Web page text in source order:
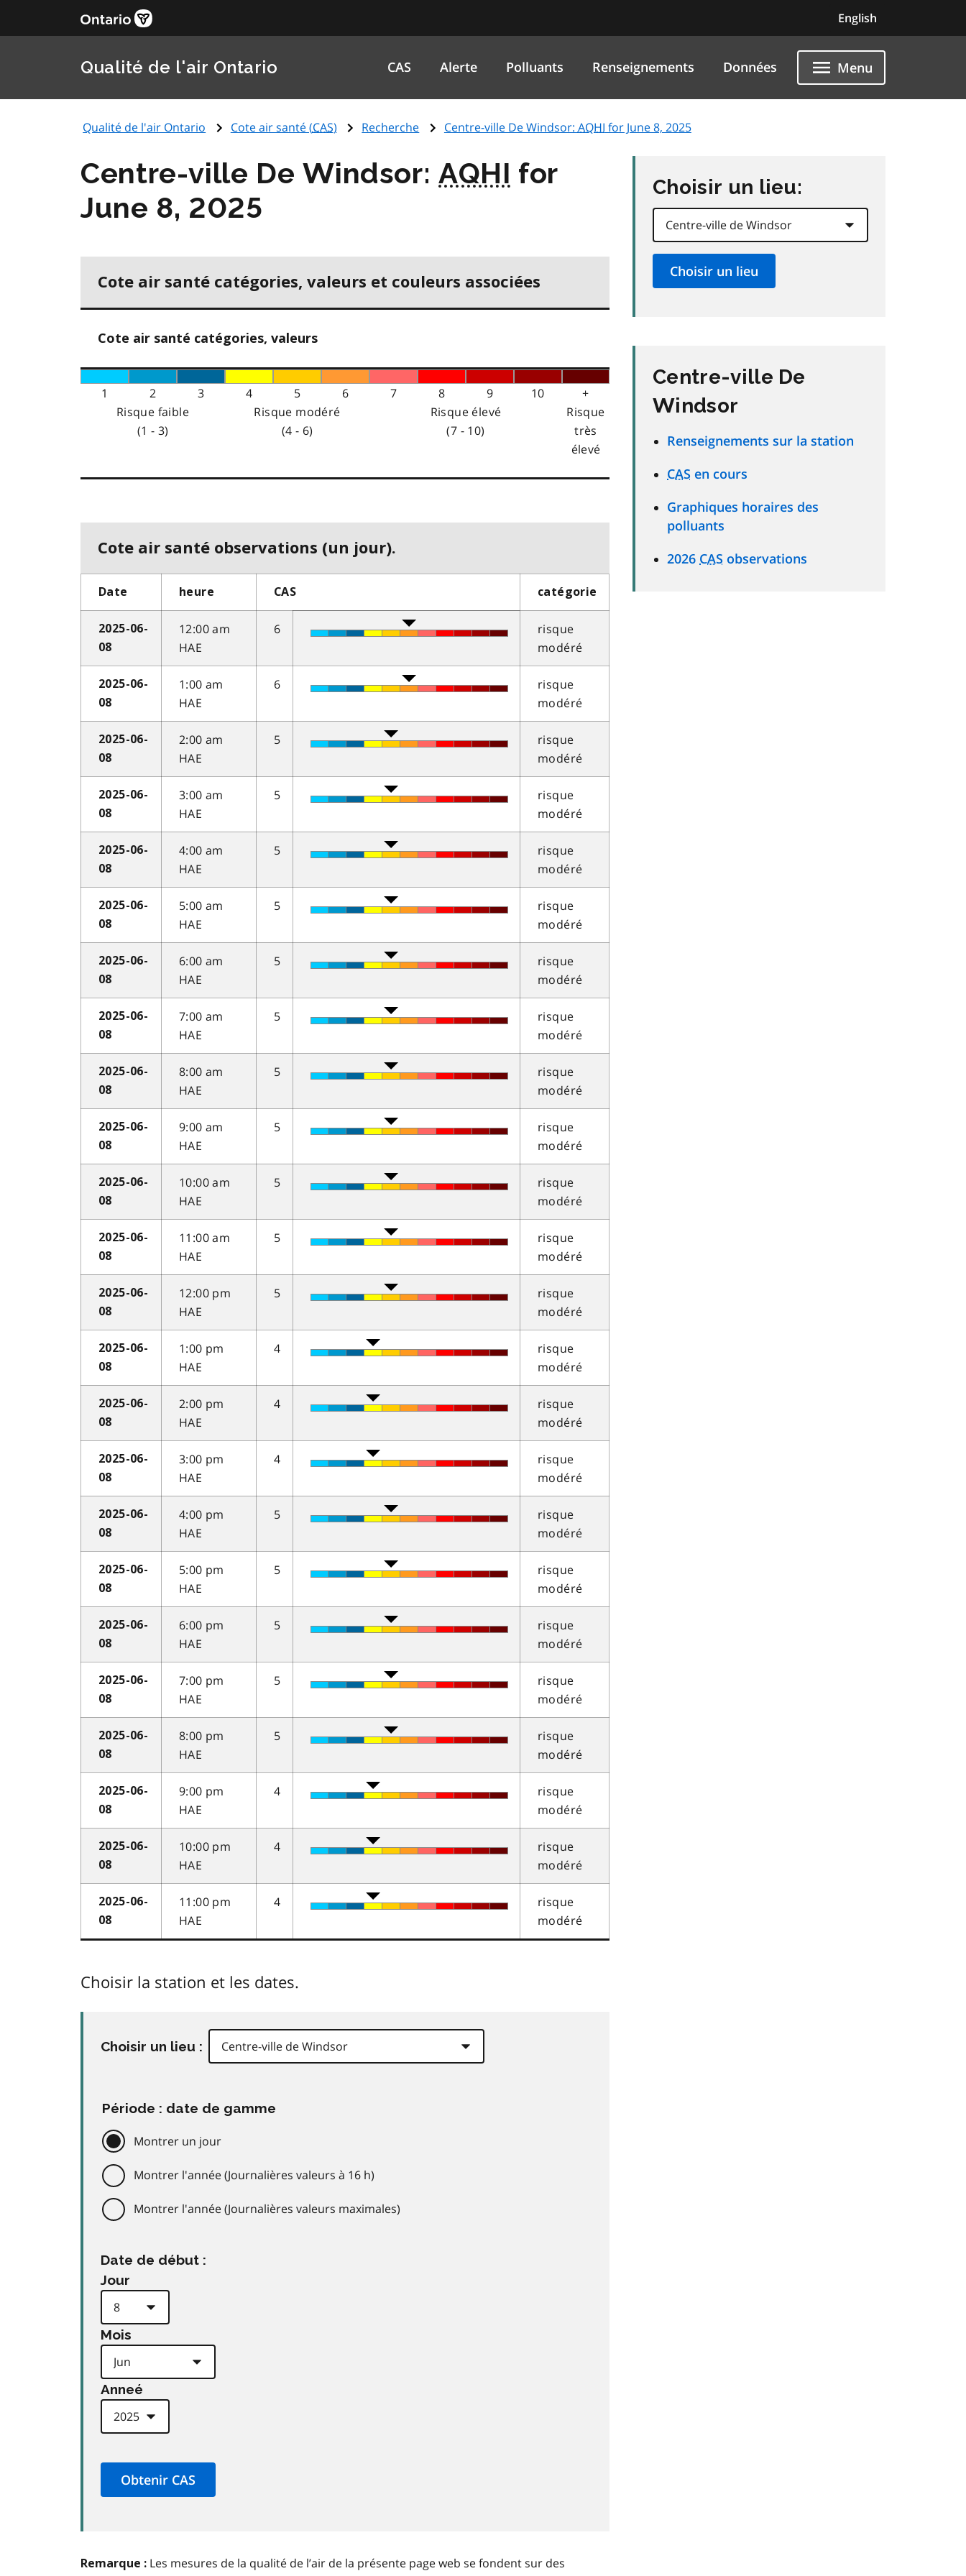
English
Qualité de l'air Ontario CAS Alerte Polluants Renseignements Données Menu
Qualité de l'air Ontario Cote air santé (CAS) Recherche Centre-ville De Windsor: AQHI for June 8, 2025
Centre-ville De Windsor:AQHI for
June 8, 2025
Cote air santé catégories, valeurs et couleurs associées
Cote air santé catégories, valeurs
1 2 3 4 5 6 7 8 9 10
+
Risque faible
(1 - 3)
Risque modéré
(4 - 6)
Risque élevé
(7 - 10)
Risque
très
élevé
Cote air santé observations (un jour).
Date heure CAS catégorie
2025-06-
08
12:00 am
HAE
6
risque
modéré
2025-06-
08
1:00 am
HAE
6
risque
modéré
2025-06-
08
2:00 am
HAE
5
risque
modéré
2025-06-
08
3:00 am
HAE
5
risque
modéré
2025-06-
08
4:00 am
HAE
5
risque
modéré
2025-06-
08
5:00 am
HAE
5
risque
modéré
2025-06-
08
6:00 am
HAE
5
risque
modéré
2025-06-
08
7:00 am
HAE
5
risque
modéré
2025-06-
08
8:00 am
HAE
5
risque
modéré
2025-06-
08
9:00 am
HAE
5
risque
modéré
2025-06-
08
10:00 am
HAE
5
risque
modéré
2025-06-
08
11:00 am
HAE
5
risque
modéré
2025-06-
08
12:00 pm
HAE
5
risque
modéré
2025-06-
08
1:00 pm
HAE
4
risque
modéré
2025-06-
08
2:00 pm
HAE
4
risque
modéré
2025-06-
08
3:00 pm
HAE
4
risque
modéré
2025-06-
08
4:00 pm
HAE
5
risque
modéré
2025-06-
08
5:00 pm
HAE
5
risque
modéré
2025-06-
08
6:00 pm
HAE
5
risque
modéré
2025-06-
08
7:00 pm
HAE
5
risque
modéré
2025-06-
08
8:00 pm
HAE
5
risque
modéré
2025-06-
08
9:00 pm
HAE
4
risque
modéré
2025-06-
08
10:00 pm
HAE
4
risque
modéré
2025-06-
08
11:00 pm
HAE
4
risque
modéré
Choisir la station et les dates.
Choisir un lieu :
Période : date de gamme
Montrer un jour
Montrer l'année (Journalières valeurs à 16 h)
Montrer l'année (Journalières valeurs maximales)
Date de début :
Jour
Mois
Anneé
Remarque : Les mesures de la qualité de l’air de la présente page web se fondent sur des
Choisir un lieu:
Centre-ville De
Windsor
Renseignements sur la station
CAS en cours
Graphiques horaires des
polluants
2026 CAS observations